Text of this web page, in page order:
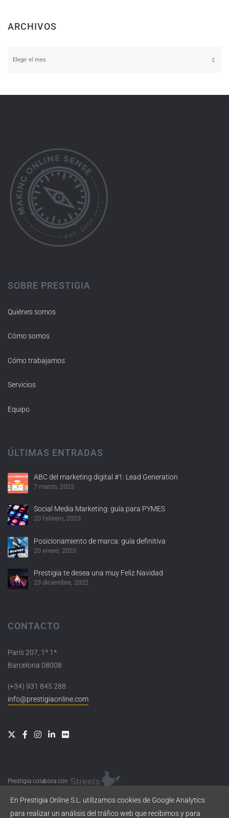
ARCHIVOS
SOBRE PRESTIGIA
Quiénes somos
Cómo somos
Cómo trabajamos
Servicios
Equipo
ÚLTIMAS ENTRADAS
ABC del marketing digital #1: Lead Generation
7 marzo, 2023
Social Media Marketing: guía para PYMES
20 febrero, 2023
Posicionamiento de marca: guía definitiva
20 enero, 2023
Prestigia te desea una muy Feliz Navidad
23 diciembre, 2022
CONTACTO
París 207, 1º 1ª
Barcelona 08008
(+34) 931 845 288
info@prestigiaonline.com
Prestigia colabora con
En Prestigia Online S.L. utilizamos cookies de Google Analytics
para realizar un análisis del tráfico web que recibimos y para